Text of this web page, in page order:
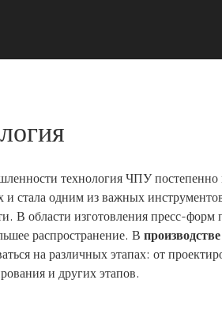
технология ЧПУ постепенно
и стала одним из важных
В области изготовления пресс-форм
распространение. В
на различных этапах: от
и других этапов.